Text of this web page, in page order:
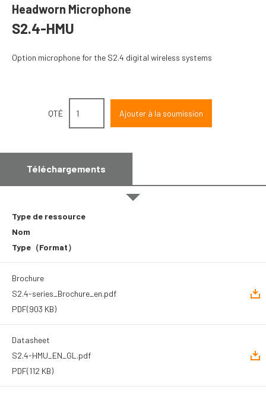
Headworn Microphone
S2.4-HMU
Option microphone for the S2.4 digital wireless systems
QTÉ
Téléchargements
Type de ressource
Nom
Type （Format）
Brochure
S2.4-series_Brochure_en.pdf
PDF(903 KB)
Datasheet
S2.4-HMU_EN_GL.pdf
PDF(112 KB)